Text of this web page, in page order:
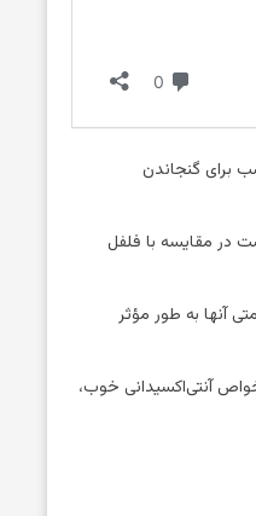
برای گنجاندن
در مقایسه با فلفل
آنها به طور مؤثر
آنتی‌اکسیدانی خوب،